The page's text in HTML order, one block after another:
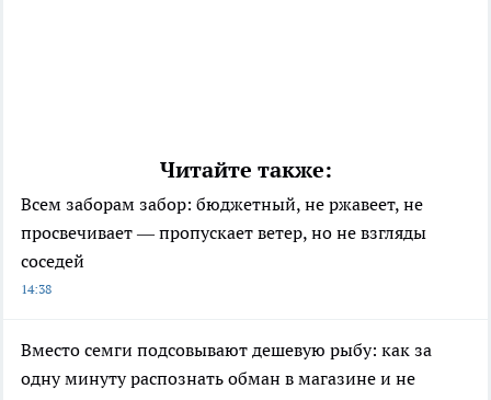
Читайте также:
Всем заборам забор: бюджетный, не ржавеет, не
просвечивает — пропускает ветер, но не взгляды
соседей
14:38
Вместо семги подсовывают дешевую рыбу: как за
одну минуту распознать обман в магазине и не